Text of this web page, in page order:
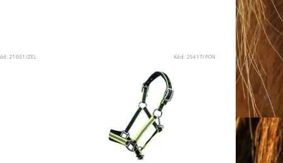
21051/ZEL Kód: 25417/PON